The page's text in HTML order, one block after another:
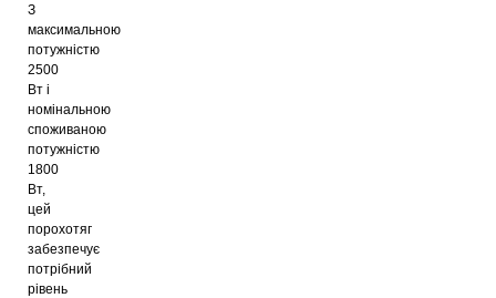
З
максимальною
потужністю
2500
Вт і
номінальною
споживаною
потужністю
1800
Вт,
цей
порохотяг
забезпечує
потрібний
рівень